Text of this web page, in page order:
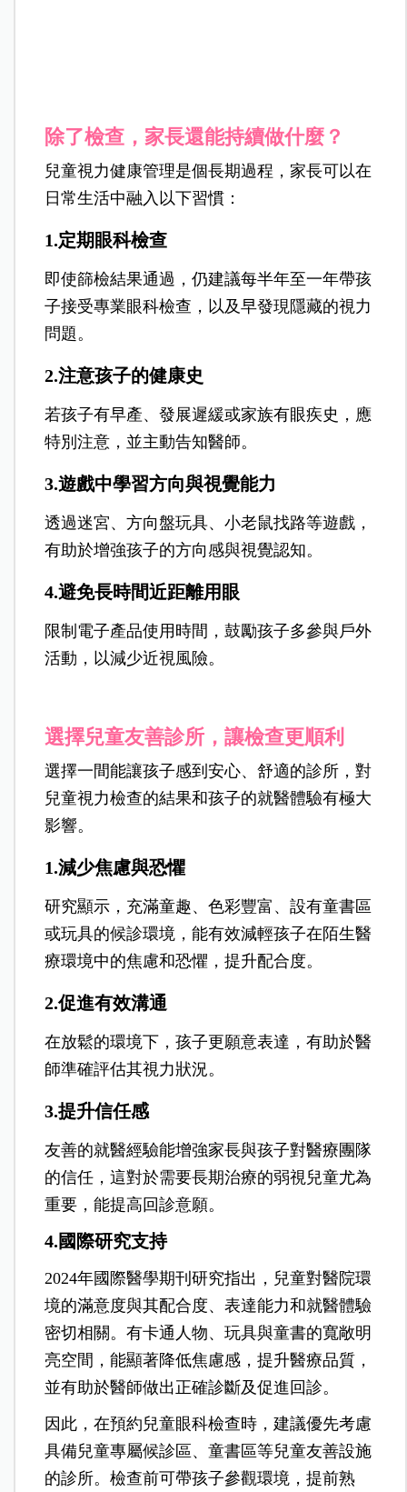
除了檢查，家長還能持續做什麼？
兒童視力健康管理是個長期過程，家長可以在
日常生活中融入以下習慣：
1.定期眼科檢查
即使篩檢結果通過，仍建議每半年至一年帶孩
子接受專業眼科檢查，以及早發現隱藏的視力
問題。
2.注意孩子的健康史
若孩子有早產、發展遲緩或家族有眼疾史，應
特別注意，並主動告知醫師。
3.遊戲中學習方向與視覺能力
透過迷宮、方向盤玩具、小老鼠找路等遊戲，
有助於增強孩子的方向感與視覺認知。
4.避免長時間近距離用眼
限制電子產品使用時間，鼓勵孩子多參與戶外
活動，以減少近視風險。
選擇兒童友善診所，讓檢查更順利
選擇一間能讓孩子感到安心、舒適的診所，對
兒童視力檢查的結果和孩子的就醫體驗有極大
影響。
1.減少焦慮與恐懼
研究顯示，充滿童趣、色彩豐富、設有童書區
或玩具的候診環境，能有效減輕孩子在陌生醫
療環境中的焦慮和恐懼，提升配合度。
2.促進有效溝通
在放鬆的環境下，孩子更願意表達，有助於醫
師準確評估其視力狀況。
3.提升信任感
友善的就醫經驗能增強家長與孩子對醫療團隊
的信任，這對於需要長期治療的弱視兒童尤為
重要，能提高回診意願。
4.國際研究支持
2024年國際醫學期刊研究指出，兒童對醫院環
境的滿意度與其配合度、表達能力和就醫體驗
密切相關。有卡通人物、玩具與童書的寬敞明
亮空間，能顯著降低焦慮感，提升醫療品質，
並有助於醫師做出正確診斷及促進回診。
因此，在預約兒童眼科檢查時，建議優先考慮
具備兒童專屬候診區、童書區等兒童友善設施
的診所。檢查前可帶孩子參觀環境，提前熟